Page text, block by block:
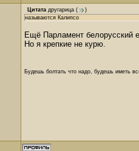
Цитата другарица (
)
называются Калипсо
Ещё Парламент белорусский
Но я крепкие не курю.
Будешь болтать что надо, будешь иметь